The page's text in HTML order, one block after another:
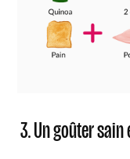
3. Un goûter